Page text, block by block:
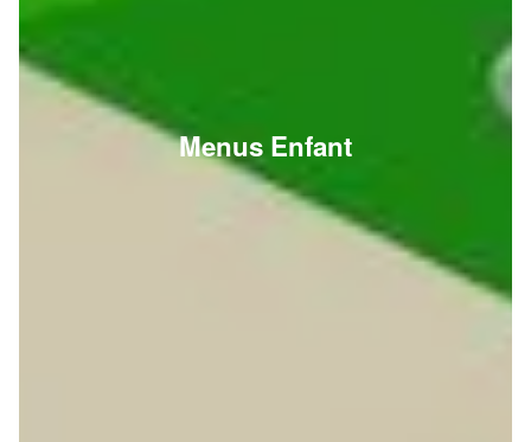
Menus Enfant